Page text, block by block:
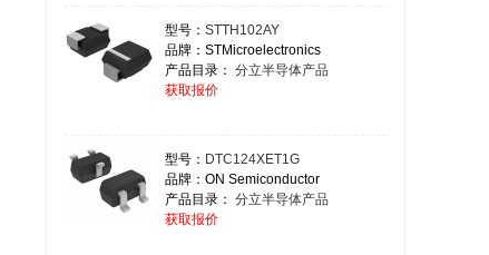
型号： STTH102AY
品牌：STMicroelectronics
产品目录： 分立半导体产品
获取报价
型号： DTC124XET1G
品牌：ON Semiconductor
产品目录： 分立半导体产品
获取报价